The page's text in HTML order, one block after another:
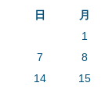
日
月
1
7
8
14
15